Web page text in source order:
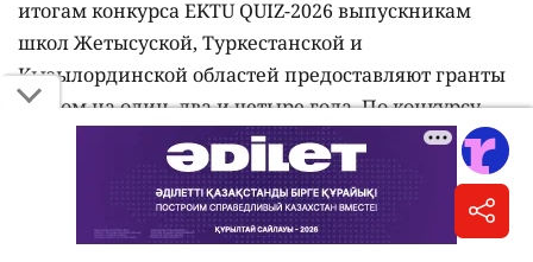
итогам конкурса EKTU QUIZ-2026 выпускникам
школ Жетысуской, Туркестанской и
Кызылординской областей предоставляют гранты
сроком на один, два и четыре года. По конкурсу
"Ақылды Awards 2026" выделено 18
четырехлетних грантов для обладателей знака
"Алтын белгі". Также четырехлетние гранты
предусмотрены для выпускников школ